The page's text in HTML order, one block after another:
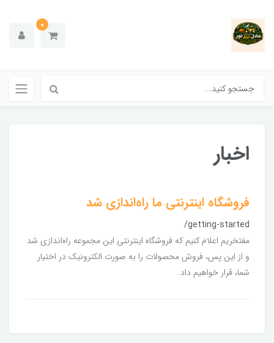
0
اخبار
فروشگاه اینترنتی ما راه‌اندازی شد
/getting-started
مفتخریم اعلام کنیم که فروشگاه اینترنتی این مجموعه راه‌اندازی شد
و از این پس، فروش محصولات را به صورت الکترونیک در اختیار
شما، قرار خواهیم داد.